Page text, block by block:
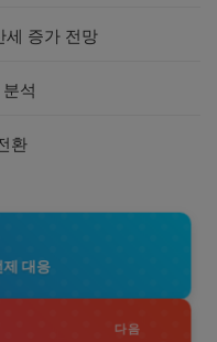
세 증가 전망
석
환
제 대응
다음